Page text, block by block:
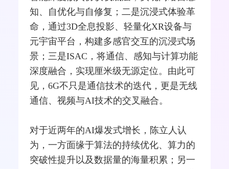
知、自优化与自修复；二是沉浸式体验革
命，通过3D全息投影、轻量化XR设备与
元宇宙平台，构建多感官交互的沉浸式场
景；三是ISAC，将通信、感知与计算功能
深度融合，实现厘米级无源定位。由此可
见，6G不只是通信技术的迭代，更是无线
通信、视频与AI技术的交叉融合。
对于近两年的AI爆发式增长，陈立人认
为，一方面缘于算法的持续优化、算力的
突破性提升以及数据量的海量积累；另一